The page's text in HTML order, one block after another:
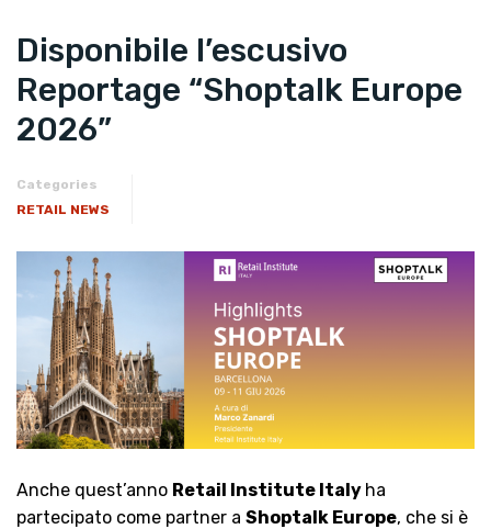
Disponibile l’escusivo
Reportage “Shoptalk Europe
2026”
Categories
RETAIL NEWS
Anche quest’anno Retail Institute Italy ha
partecipato come partner a Shoptalk Europe, che si è